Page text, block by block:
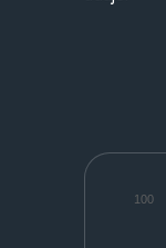
100